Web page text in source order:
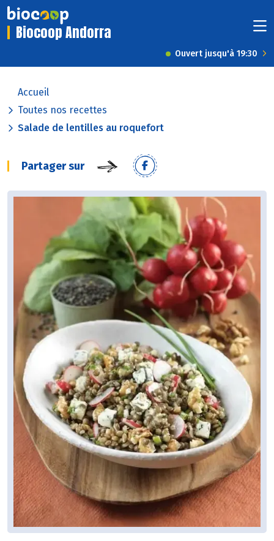
Biocoop Andorra
Ouvert jusqu'à 19:30
Accueil
Toutes nos recettes
Salade de lentilles au roquefort
Partager sur